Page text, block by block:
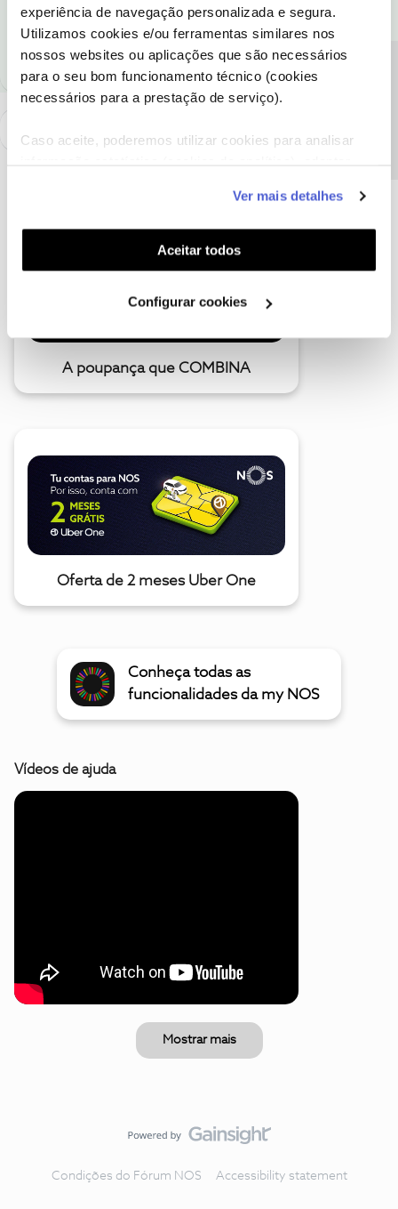
experiência de navegação personalizada e segura.
Utilizamos cookies e/ou ferramentas similares nos
nossos websites ou aplicações que são necessários
para o seu bom funcionamento técnico (cookies
necessários para a prestação de serviço).
Caso aceite, poderemos utilizar cookies para analisar
funcionalidades (cookies de personalização e
funcionalidade) e adaptar anúncios aos seus interesses
(cookies de publicidade personalizada). Pode gerir a
utilização dos cookies clicando em "Configurar
Ver mais detalhes
Aceitar todos
Configurar cookies
Ajude a comunidade a encontrar informação relevante. Marque
como "Melhor Resposta" e faça "Like" nos melhores comentários.
A poupança que COMBINA
Oferta de 2 meses Uber One
Conheça todas as
funcionalidades da my NOS
Vídeos de ajuda
Mostrar mais
Condições do Fórum NOS Accessibility statement